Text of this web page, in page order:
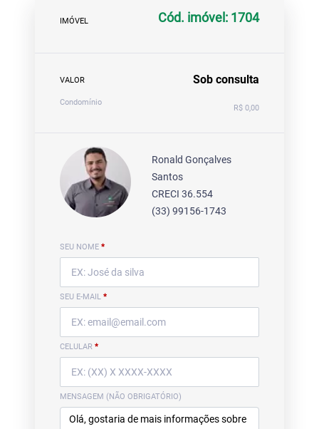
IMÓVEL Cód. imóvel: 1704
VALOR Sob consulta
Condomínio
R$ 0,00
Ronald Gonçalves
Santos
CRECI 36.554
(33) 99156-1743
SEU NOME *
SEU E-MAIL *
CELULAR *
MENSAGEM (NÃO OBRIGATÓRIO)